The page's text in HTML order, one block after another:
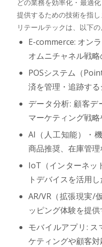
どの業務を効率化・最適
提供するための技術を指し
リテールテックは、以下
E-commerce: オン
オムニチャネル戦
POSシステム（
済を管理・追跡す
データ分析: 顧客デ
マーケティング戦
AI（人工知能）・
商品推奨、在庫管理
IoT（インターネッ
トデバイスを活用
AR/VR（拡張現実/
ッピング体験を提
モバイルアプリ:
ケティングや顧客対